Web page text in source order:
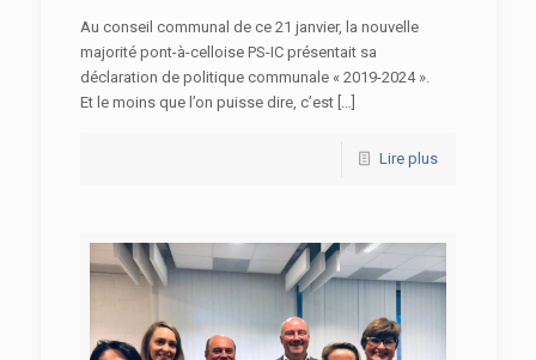
Au conseil communal de ce 21 janvier, la nouvelle
majorité pont-à-celloise PS-IC présentait sa
déclaration de politique communale « 2019-2024 ».
Et le moins que l’on puisse dire, c’est […]
Lire plus